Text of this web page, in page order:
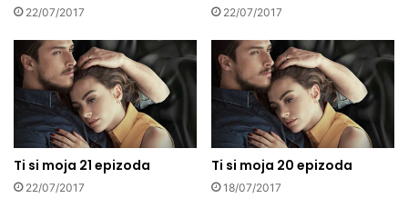
22/07/2017 22/07/2017
Ti si moja 21 epizoda
22/07/2017
Ti si moja 20 epizoda
18/07/2017